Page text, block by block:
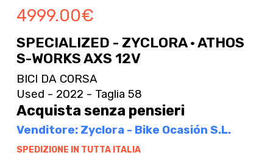
4999.00€
SPECIALIZED - ZYCLORA · ATHOS
S-WORKS AXS 12V
BICI DA CORSA
Used - 2022 - Taglia 58
Acquista senza pensieri
Venditore: Zyclora - Bike Ocasión S.L.
SPEDIZIONE IN TUTTA ITALIA